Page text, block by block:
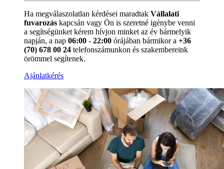
Ha megválaszolatlan kérdései maradtak Vállalati
fuvarozás kapcsán vagy Ön is szeretné igénybe venni
a segítségünket kérem hívjon minket az év bármelyik
napján, a nap 06:00 - 22:00 órájában bármikor a +36
(70) 678 00 24 telefonszámunkon és szakembereink
örömmel segítenek.
Ajánlatkérés